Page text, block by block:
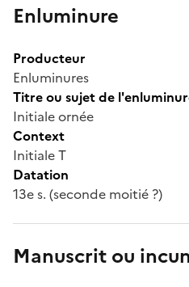
Enluminure
Producteur
Enluminures
Titre ou sujet de
Initiale ornée
Context
Initiale T
Datation
13e s. (seconde moitié ?)
Manuscrit ou